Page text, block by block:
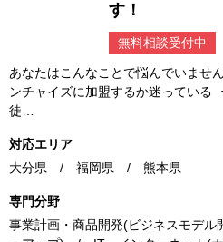
す！
無料相談受付中
あなたはこんなことで悩んでいませ
ンチャイズに加盟するか迷っている
徒…
対応エリア
大分県 / 福岡県 / 熊本県
専門分野
事業計画・商品開発(ビジネスモデル